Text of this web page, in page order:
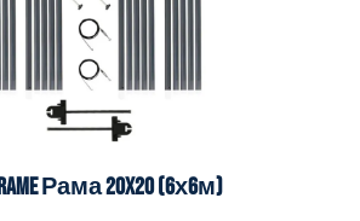
Рама 20x20 (6х6м)